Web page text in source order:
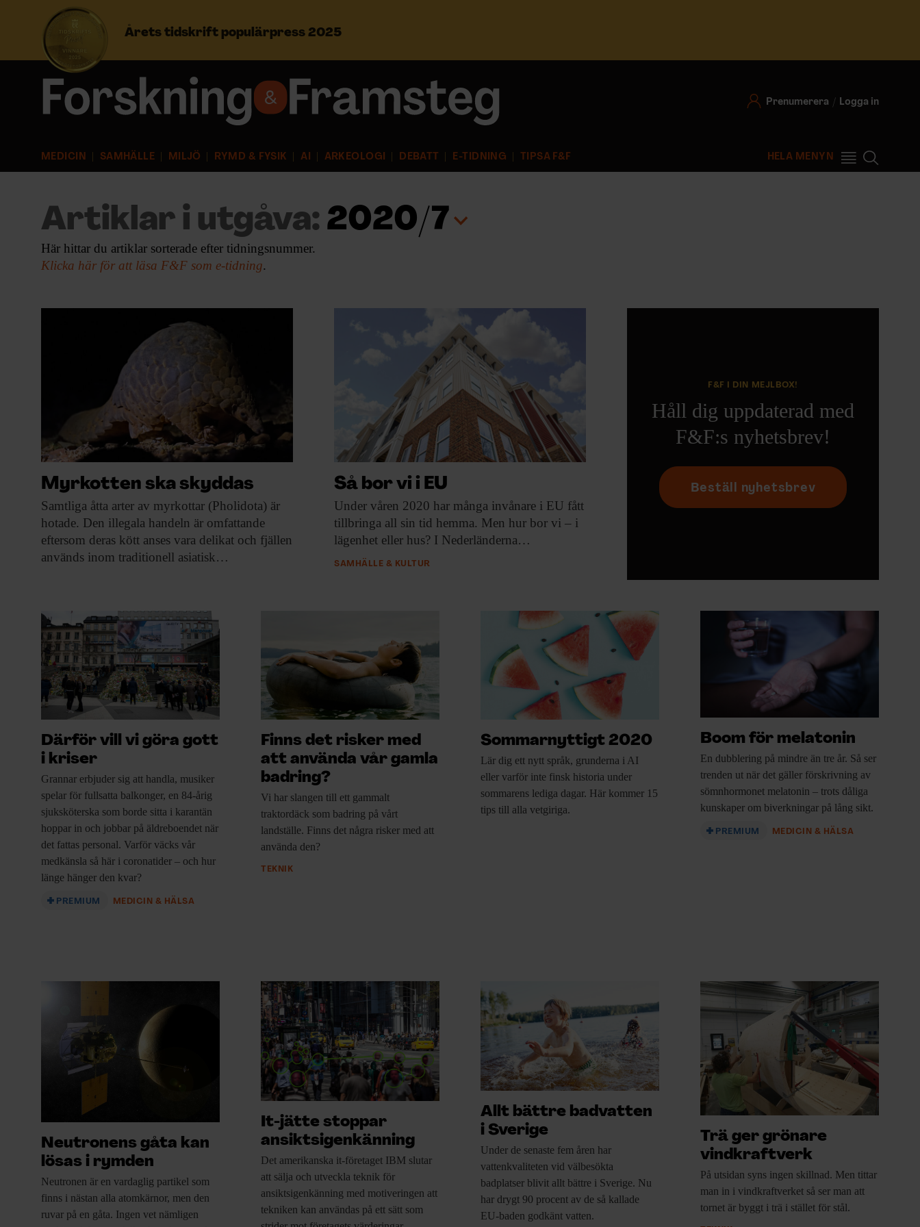
Årets tidskrift populärpress 2025
Prenumerera Logga in
MEDICIN SAMHÄLLE MILJÖ RYMD & FYSIK AI ARKEOLOGI DEBATT E-TIDNING TIPSA F&F HELA MENYN
r
Prenumerera
NYHETSBREV
ÄMNEN
ARKIV & E-TIDNING
EVENEMANG & RESOR
KONTAKTA F&F
SKRIV I F&F
PRENUMERERA PÅ F&F
ANNONSERA I F&F
OM F&F
Artiklar i utgåva: 2020/7
Här hittar du artiklar sorterade efter tidningsnummer.
Klicka här för att läsa F&F som e-tidning.
Myrkotten ska skyddas
Samtliga åtta arter av myrkottar (Pholidota) är
hotade. Den illegala handeln är omfattande
eftersom deras kött anses vara delikat och fjällen
används inom traditionell asiatisk…
Så bor vi i EU
Under våren 2020 har många invånare i EU fått
tillbringa all sin tid hemma. Men hur bor vi – i
lägenhet eller hus? I Nederländerna…
SAMHÄLLE & KULTUR
F&F I DIN MEJLBOX!
Håll dig uppdaterad med
F&F:s nyhetsbrev!
Beställ nyhetsbrev
Därför vill vi göra gott
i kriser
Grannar erbjuder sig att handla, musiker
spelar för fullsatta balkonger, en 84-årig
sjuksköterska som borde sitta i karantän
hoppar in och jobbar på äldreboendet när
det fattas personal. Varför väcks vår
medkänsla så här i coronatider – och hur
länge hänger den kvar?
PREMIUM MEDICIN & HÄLSA
Finns det risker med
att använda vår gamla
badring?
Vi har slangen till ett gammalt
traktordäck som badring på vårt
landställe. Finns det några risker med att
använda den?
TEKNIK
Sommarnyttigt 2020
Lär dig ett nytt språk, grunderna i AI
eller varför inte finsk historia under
sommarens lediga dagar. Här kommer 15
tips till alla vetgiriga.
Boom för melatonin
En dubblering på mindre än tre år. Så ser
trenden ut när det gäller förskrivning av
sömnhormonet melatonin – trots dåliga
kunskaper om biverkningar på lång sikt.
PREMIUM MEDICIN & HÄLSA
Neutronens gåta kan
lösas i rymden
Neutronen är en vardaglig partikel som
finns i nästan alla atomkärnor, men den
ruvar på en gåta. Ingen vet nämligen
It-jätte stoppar
ansiktsigenkänning
Det amerikanska it-företaget IBM slutar
att sälja och utveckla teknik för
ansiktsigenkänning med motiveringen att
tekniken kan användas på ett sätt som
Allt bättre badvatten
i Sverige
Under de senaste fem åren har
vattenkvaliteten vid välbesökta
badplatser blivit allt bättre i Sverige. Nu
har drygt 90 procent av de så kallade
EU-baden godkänt vatten.
Trä ger grönare
vindkraftverk
På utsidan syns ingen skillnad. Men tittar
man in i vindkraftverket så ser man att
tornet är byggt i trä i stället för stål.